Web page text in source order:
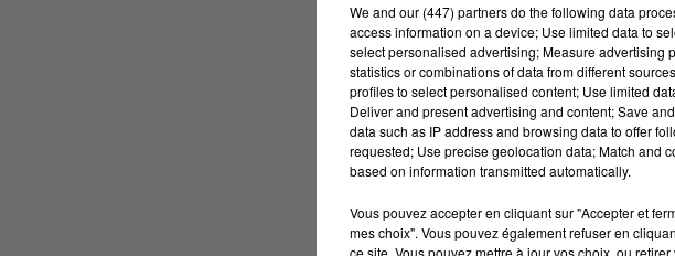
We and our (447) partnersdo the following data
access information on a device; Use limited data to
select personalised advertising; Measure advertising
statistics or combinations of data from different
profiles to select personalised content; Use limited
Deliver and present advertising and content; Save
data such as IP address and browsing data to offer
requested; Use precise geolocation data; Match and
based on information transmitted automatically.
Vous pouvez accepter en cliquant sur "Accepter et
mes choix". Vous pouvez également refuser en
ce site. Vous pouvez mettre à jour vos choix, ou